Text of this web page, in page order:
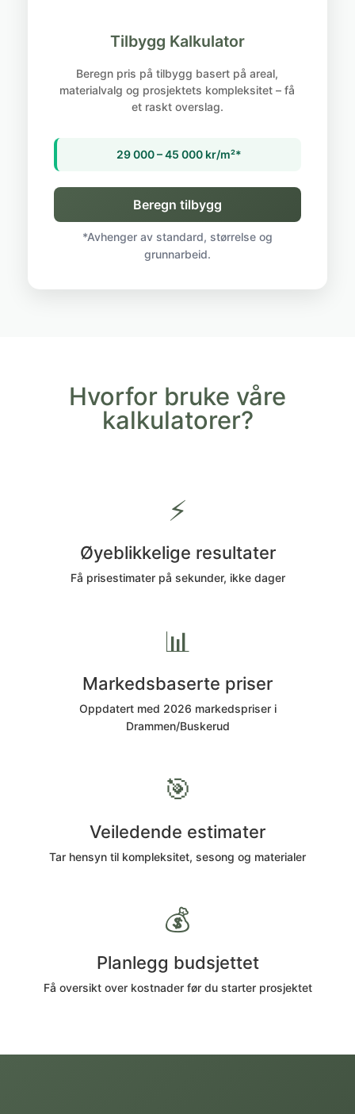
Tilbygg Kalkulator
Beregn pris på tilbygg basert på areal,
materialvalg og prosjektets kompleksitet – få
et raskt overslag.
29 000 – 45 000 kr/m²*
Beregn tilbygg
*Avhenger av standard, størrelse og
grunnarbeid.
Hvorfor bruke våre
kalkulatorer?
⚡
Øyeblikkelige resultater
Få prisestimater på sekunder, ikke dager
📊
Markedsbaserte priser
Oppdatert med 2026 markedspriser i
Drammen/Buskerud
🎯
Veiledende estimater
Tar hensyn til kompleksitet, sesong og materialer
💰
Planlegg budsjettet
Få oversikt over kostnader før du starter prosjektet